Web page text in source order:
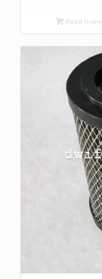
Read more